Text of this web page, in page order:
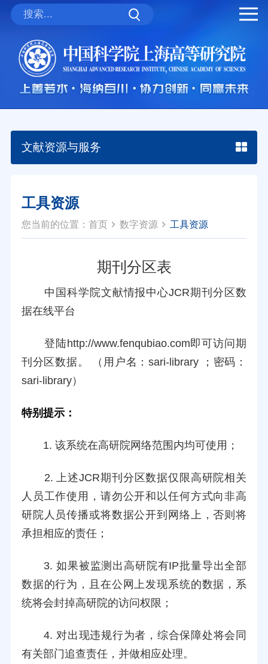
文献资源与服务
工具资源
您当前的位置： 首页 数字资源 工具资源
期刊分区表
中国科学院文献情报中心JCR期刊分区数
据在线平台
登陆http://www.fenqubiao.com即可访问期
刊分区数据。 （用户名：sari-library ；密码：
sari-library）
特别提示：
1. 该系统在高研院网络范围内均可使用；
2. 上述JCR期刊分区数据仅限高研院相关
人员工作使用，请勿公开和以任何方式向非高
研院人员传播或将数据公开到网络上，否则将
承担相应的责任；
3. 如果被监测出高研院有IP批量导出全部
数据的行为，且在公网上发现系统的数据，系
统将会封掉高研院的访问权限；
4. 对出现违规行为者，综合保障处将会同
有关部门追查责任，并做相应处理。